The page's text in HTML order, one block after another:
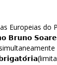
Europeias
𝗕𝗿𝘂𝗻𝗼